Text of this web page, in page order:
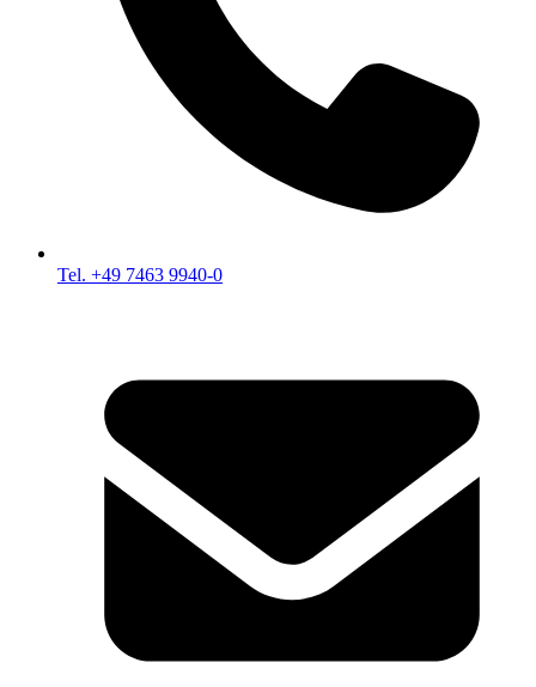
Tel. +49 7463 9940-0